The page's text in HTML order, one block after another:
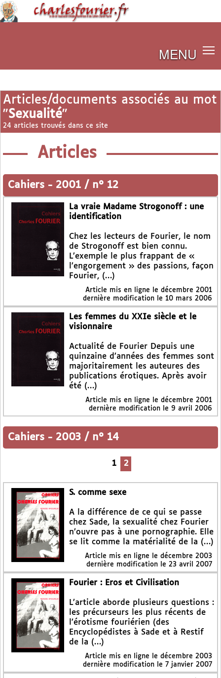
MENU
Articles/documents associés au mot
"Sexualité"
24 articles trouvés dans ce site
Articles
Cahiers - 2001 / n° 12
La vraie Madame Strogonoff : une
identification
Chez les lecteurs de Fourier, le nom
de Strogonoff est bien connu.
L’exemple le plus frappant de «
l’engorgement » des passions, façon
Fourier, (…)
Article mis en ligne le décembre 2001
dernière modification le 10 mars 2006
Les femmes du XXIe siècle et le
visionnaire
Actualité de Fourier Depuis une
quinzaine d’années des femmes sont
majoritairement les auteures des
publications érotiques. Après avoir
été (…)
Article mis en ligne le décembre 2001
dernière modification le 9 avril 2006
Cahiers - 2003 / n° 14
1 2
S. comme sexe
A la différence de ce qui se passe
chez Sade, la sexualité chez Fourier
n’ouvre pas à une pornographie. Elle
se lit comme la matérialité de la (…)
Article mis en ligne le décembre 2003
dernière modification le 23 avril 2007
Fourier : Eros et Civilisation
L’article aborde plusieurs questions :
les précurseurs les plus récents de
l’érotisme fouriérien (des
Encyclopédistes à Sade et à Restif
de la (…)
Article mis en ligne le décembre 2003
dernière modification le 7 janvier 2007